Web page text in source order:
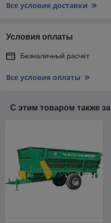
Все условия доставки
Условия оплаты
Безналичный расчет
Все условия оплаты
С этим товаром также